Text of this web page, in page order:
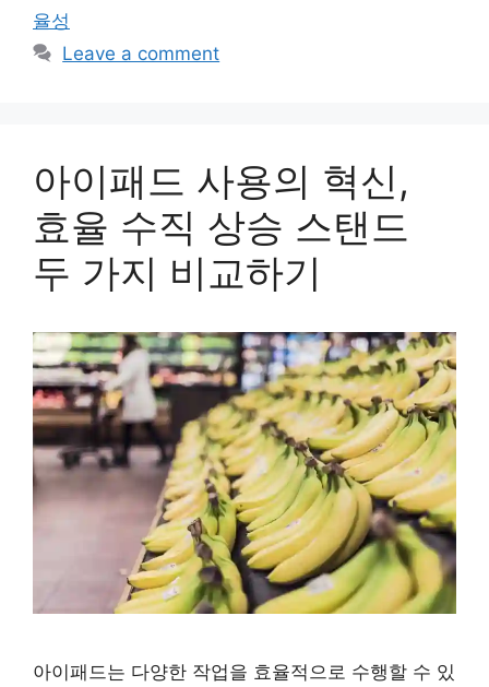
율성
Leave a comment
아이패드 사용의 혁신,
효율 수직 상승 스탠드
두 가지 비교하기
아이패드는 다양한 작업을 효율적으로 수행할 수 있